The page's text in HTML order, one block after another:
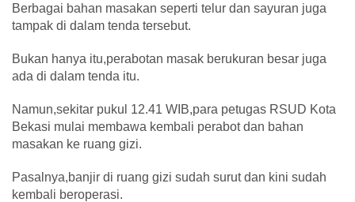
Berbagai bahan masakan seperti telur dan sayuran juga
tampak di dalam tenda tersebut.
Bukan hanya itu,perabotan masak berukuran besar juga
ada di dalam tenda itu.
Namun,sekitar pukul 12.41 WIB,para petugas RSUD Kota
Bekasi mulai membawa kembali perabot dan bahan
masakan ke ruang gizi.
Pasalnya,banjir di ruang gizi sudah surut dan kini sudah
kembali beroperasi.